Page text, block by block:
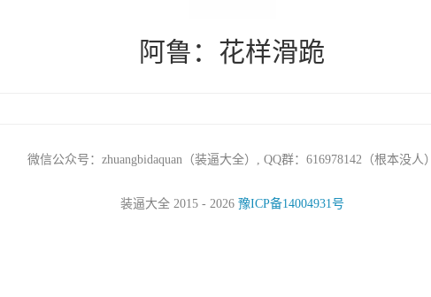
阿鲁：花样滑跪
微信公众号：zhuangbidaquan（装逼大全）, QQ群：616978142（根本没人）
装逼大全 2015 - 2026 豫ICP备14004931号